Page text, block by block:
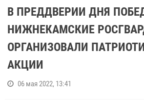
В ПРЕДДВЕРИИ ДНЯ
НИЖНЕКАМСКИЕ
ОРГАНИЗОВАЛИ
АКЦИИ
06 мая 2022, 13:41